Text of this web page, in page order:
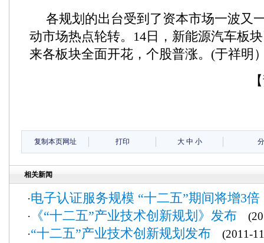
各规划的出台受到了资本市场一波又
动市场热点轮转。14日，新能源汽车板
来各板块全面开花，个股普涨。(于祥明
复制本页网址 打印 大 中 小
相关新闻
·电子认证服务规模 “十二五”期间将增3倍
·
《“十二五”产业技术创新规划》发布
·“十二五”产业技术创新规划发布 (2011-